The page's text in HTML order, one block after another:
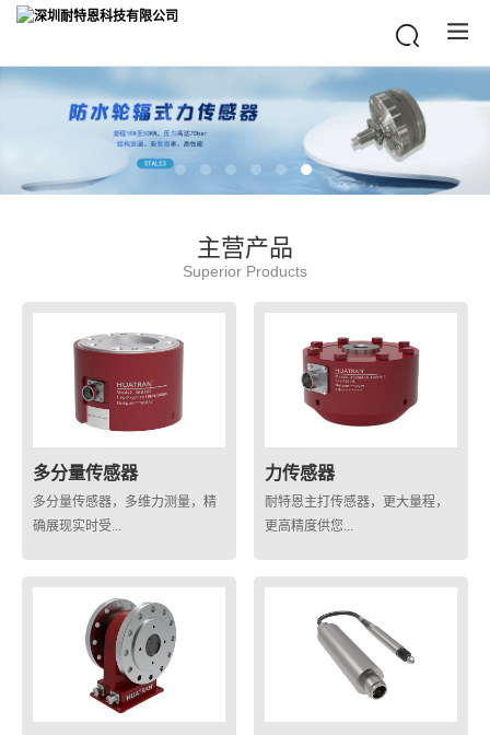
主营产品
Superior Products
多分量传感器
多分量传感器，多维力测量，精
确展现实时受...
力传感器
耐特恩主打传感器，更大量程，
更高精度供您...